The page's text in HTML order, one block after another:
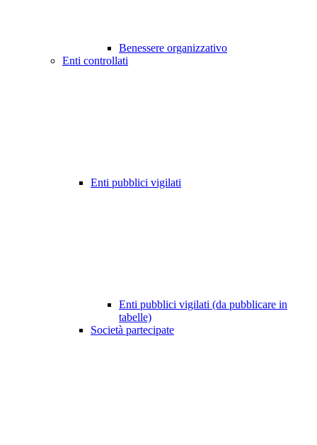
Benessere organizzativo
Enti controllati
Enti pubblici vigilati
Enti pubblici vigilati (da pubblicare in
tabelle)
Società partecipate